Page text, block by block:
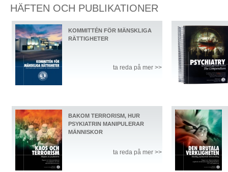
HÄFTEN OCH PUBLIKATIONER
KOMMITTÉN FÖR MÄNSKLIGA
RÄTTIGHETER
ta reda på mer >>
BAKOM TERRORISM, HUR
PSYKIATRIN MANIPULERAR
MÄNNISKOR
ta reda på mer >>